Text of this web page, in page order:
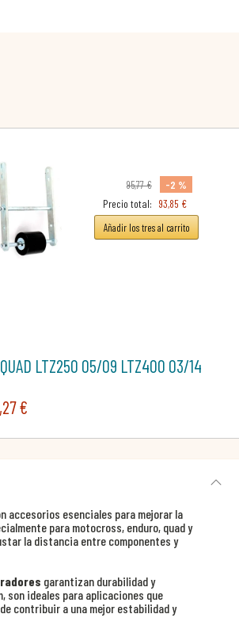
95,77 €
-2 %
Precio total: 93,85 €
Añadir los tres al carrito
QUAD LTZ250 05/09 LTZ400 03/14
€
accesorios esenciales para mejorar la
para motocross, enduro, quad y
la distancia entre componentes y
garantizan durabilidad y
son ideales para aplicaciones que
contribuir a una mejor estabilidad y